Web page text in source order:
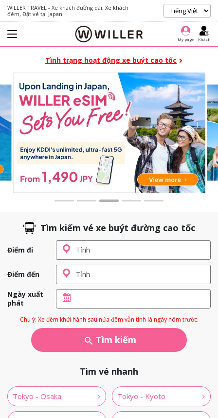
WILLER TRAVEL - Xe khách đường dài, Xe khách
đêm, Đặt vé tại Japan
My page Khách
Tình trạng hoạt động xe buýt cao tốc
Tìm kiếm vé xe buýt đường cao tốc
Điểm đi
Điểm đến
Ngày xuất
phát
Chú ý: Xe đêm khởi hành sau nửa đêm vẫn tính là ngày hôm trước.
Tìm kiếm
Tìm vé nhanh
Tokyo - Osaka Tokyo - Kyoto